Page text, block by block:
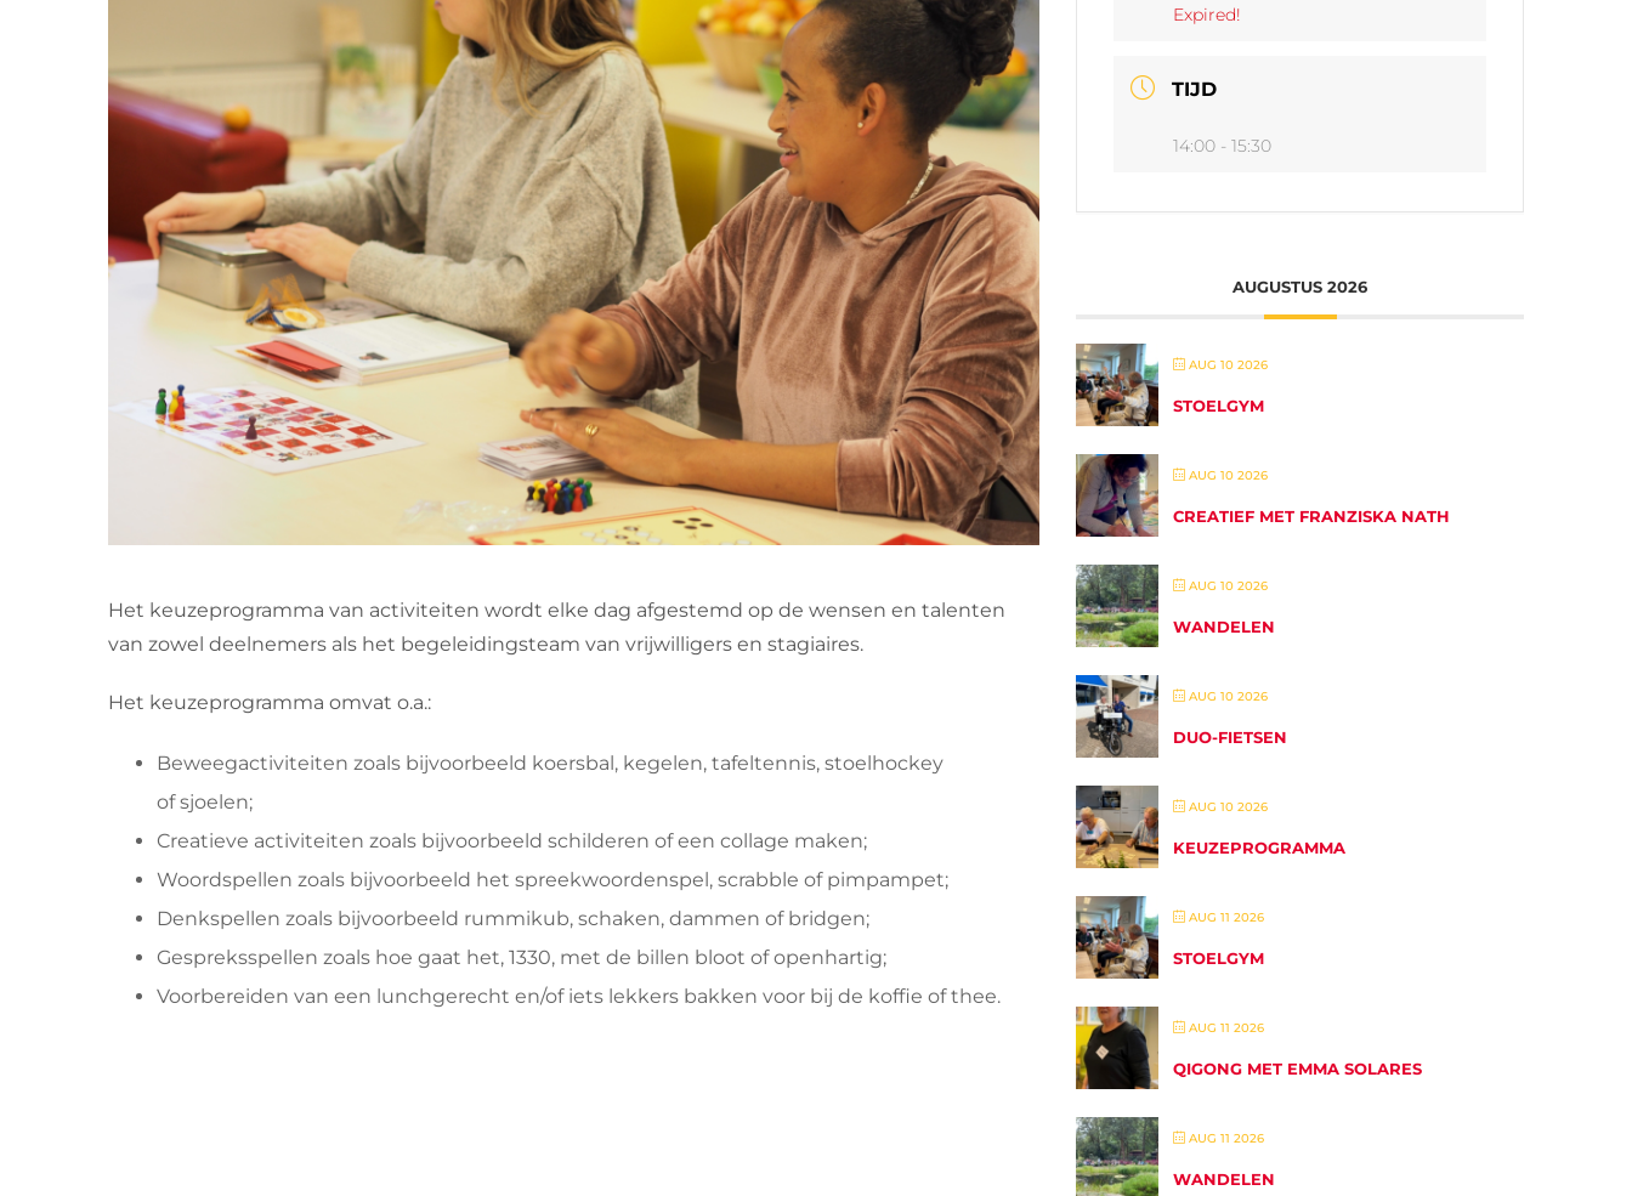
Het keuzeprogramma van activiteiten wordt elke dag afgestemd op de wensen en talenten
van zowel deelnemers als het begeleidingsteam van vrijwilligers en stagiaires.
Het keuzeprogramma omvat o.a.:
Beweegactiviteiten zoals bijvoorbeeld koersbal, kegelen, tafeltennis, stoelhockey
of sjoelen;
Creatieve activiteiten zoals bijvoorbeeld schilderen of een collage maken;
Woordspellen zoals bijvoorbeeld het spreekwoordenspel, scrabble of pimpampet;
Denkspellen zoals bijvoorbeeld rummikub, schaken, dammen of bridgen;
Gespreksspellen zoals hoe gaat het, 1330, met de billen bloot of openhartig;
Voorbereiden van een lunchgerecht en/of iets lekkers bakken voor bij de koffie of thee.
Expired!
TIJD
14:00 - 15:30
AUGUSTUS 2026
AUG 10 2026
STOELGYM
AUG 10 2026
CREATIEF MET FRANZISKA NATH
AUG 10 2026
WANDELEN
AUG 10 2026
DUO-FIETSEN
AUG 10 2026
KEUZEPROGRAMMA
AUG 11 2026
STOELGYM
AUG 11 2026
QIGONG MET EMMA SOLARES
AUG 11 2026
WANDELEN